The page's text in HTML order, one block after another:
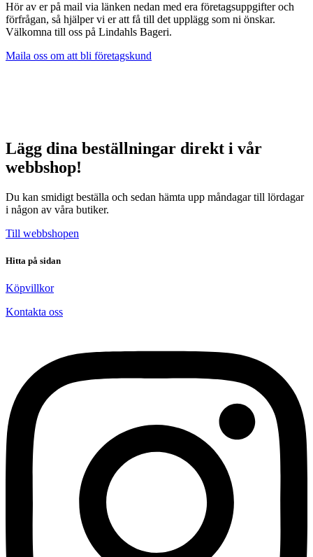
Hör av er på mail via länken nedan med era företagsuppgifter och
förfrågan, så hjälper vi er att få till det upplägg som ni önskar.
Välkomna till oss på Lindahls Bageri.
Maila oss om att bli företagskund
Lägg dina beställningar direkt i vår
webbshop!
Du kan smidigt beställa och sedan hämta upp måndagar till lördagar
i någon av våra butiker.
Till webbshopen
Hitta på sidan
Köpvillkor
Kontakta oss